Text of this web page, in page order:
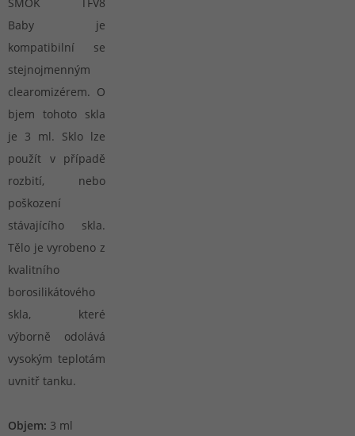
SMOK TFV8
Baby je
kompatibilní se
stejnojmenným
clearomizérem. O
bjem tohoto skla
je 3 ml. Sklo lze
použít v případě
rozbití, nebo
poškození
stávajícího skla.
Tělo je vyrobeno z
kvalitního
borosilikátového
skla, které
výborně odolává
vysokým teplotám
uvnitř tanku.
Objem: 3 ml